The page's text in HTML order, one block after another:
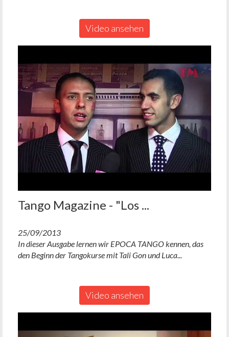
Video ansehen
Tango Magazine - "Los ...
25/09/2013
In dieser Ausgabe lernen wir EPOCA TANGO kennen, das
den Beginn der Tangokurse mit Tali Gon und Luca...
Video ansehen